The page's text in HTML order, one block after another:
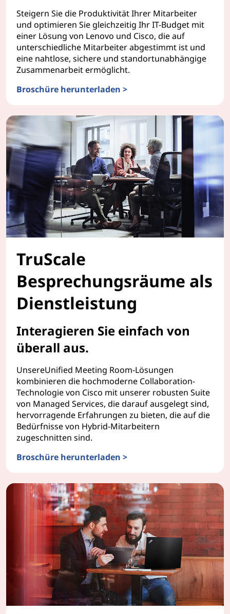
Steigern Sie die Produktivität Ihrer Mitarbeiter
und optimieren Sie gleichzeitig Ihr IT-Budget mit
einer Lösung von Lenovo und Cisco, die auf
unterschiedliche Mitarbeiter abgestimmt ist und
eine nahtlose, sichere und standortunabhängige
Zusammenarbeit ermöglicht.
Broschüre herunterladen >
TruScale
Besprechungsräume als
Dienstleistung
Interagieren Sie einfach von
überall aus.
UnsereUnified Meeting Room-Lösungen
kombinieren die hochmoderne Collaboration-
Technologie von Cisco mit unserer robusten Suite
von Managed Services, die darauf ausgelegt sind,
hervorragende Erfahrungen zu bieten, die auf die
Bedürfnisse von Hybrid-Mitarbeitern
zugeschnitten sind.
Broschüre herunterladen >